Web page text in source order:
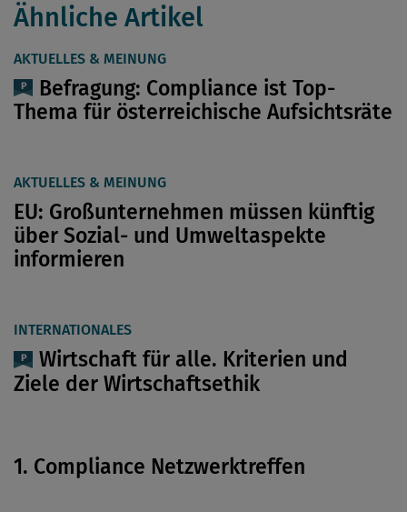
Ähnliche Artikel
AKTUELLES & MEINUNG
Befragung: Compliance ist Top-
Thema für österreichische Aufsichtsräte
AKTUELLES & MEINUNG
EU: Großunternehmen müssen künftig
über Sozial- und Umweltaspekte
informieren
INTERNATIONALES
Wirtschaft für alle. Kriterien und
Ziele der Wirtschaftsethik
1. Compliance Netzwerktreffen